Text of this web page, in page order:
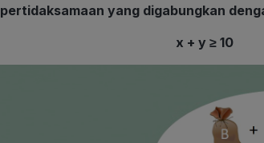
pertidaksamaan yang digabungkan
x + y ≥ 10